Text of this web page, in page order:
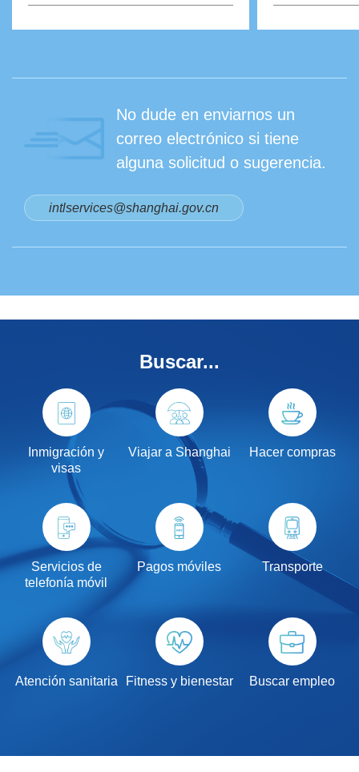
No dude en enviarnos un
correo electrónico si tiene
alguna solicitud o sugerencia.
intlservices@shanghai.gov.cn
Buscar...
Inmigración y
visas
Viajar a Shanghai Hacer compras
Servicios de
telefonía móvil
Pagos móviles Transporte
Atención sanitaria Fitness y bienestar Buscar empleo